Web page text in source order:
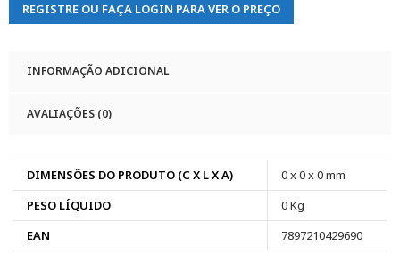
REGISTRE OU FAÇA LOGIN PARA VER O PREÇO
INFORMAÇÃO ADICIONAL
AVALIAÇÕES (0)
DIMENSÕES DO PRODUTO (C X L X A)
0 x 0 x 0 mm
PESO LÍQUIDO
0 Kg
EAN
7897210429690